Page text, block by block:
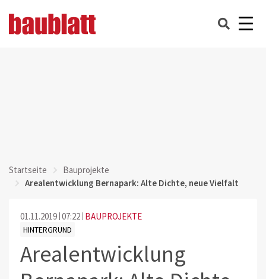
Startseite
Bauprojekte
Arealentwicklung Bernapark: Alte Dichte, neue Vielfalt
01.11.2019 07:22 BAUPROJEKTE
HINTERGRUND
Arealentwicklung